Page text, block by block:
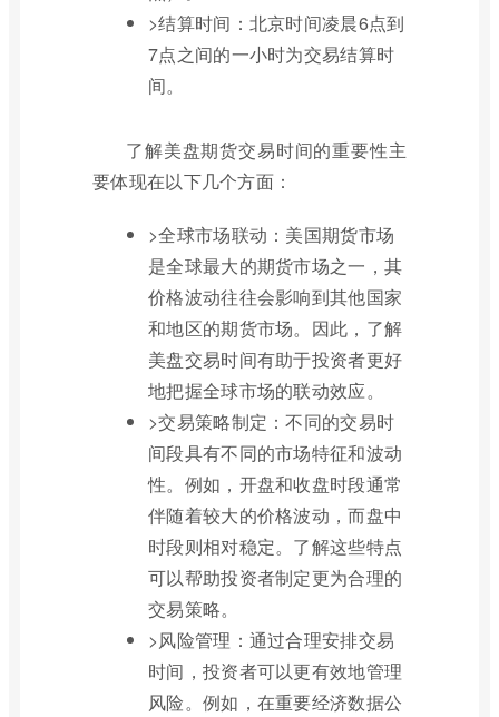
>结算时间：北京时间凌晨6点到
7点之间的一小时为交易结算时
间。
了解美盘期货交易时间的重要性主
要体现在以下几个方面：
>全球市场联动：美国期货市场
是全球最大的期货市场之一，其
价格波动往往会影响到其他国家
和地区的期货市场。因此，了解
美盘交易时间有助于投资者更好
地把握全球市场的联动效应。
>交易策略制定：不同的交易时
间段具有不同的市场特征和波动
性。例如，开盘和收盘时段通常
伴随着较大的价格波动，而盘中
时段则相对稳定。了解这些特点
可以帮助投资者制定更为合理的
交易策略。
>风险管理：通过合理安排交易
时间，投资者可以更有效地管理
风险。例如，在重要经济数据公